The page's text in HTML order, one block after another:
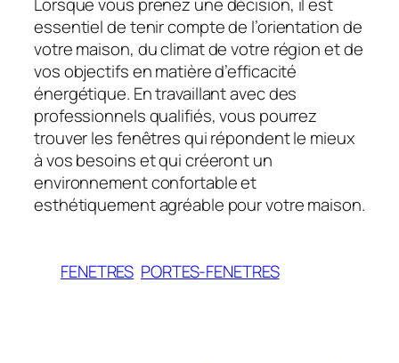
essentiel de tenir compte de l’orientation de
votre maison, du climat de votre région et de
vos objectifs en matière d’efficacité
énergétique. En travaillant avec des
professionnels qualifiés, vous pourrez
trouver les fenêtres qui répondent le mieux
à vos besoins et qui créeront un
environnement confortable et
esthétiquement agréable pour votre maison.
FENETRES PORTES-FENETRES